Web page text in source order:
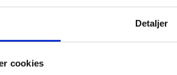
Detaljer
cookies